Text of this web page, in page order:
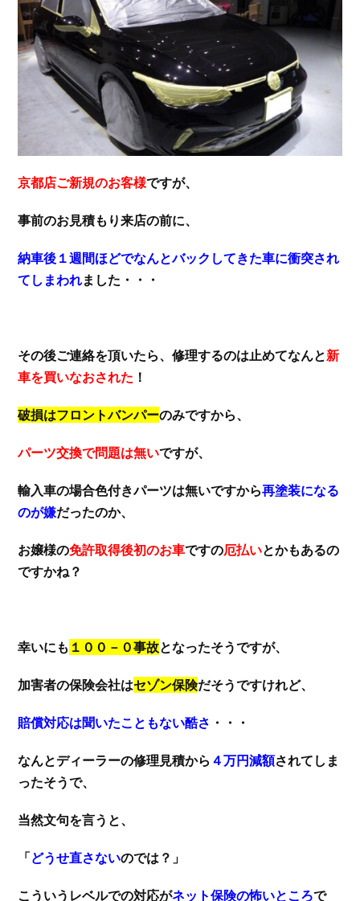
京都店ご新規のお客様ですが、
事前のお見積もり来店の前に、
納車後１週間ほどでなんとバックしてきた車に衝突され
てしまわれました・・・
その後ご連絡を頂いたら、修理するのは止めてなんと新
車を買いなおされた ！
破損はフロントバンパーのみですから、
パーツ交換で問題は無いですが、
輸入車の場合色付きパーツは無いですから再塗装になる
のが嫌だったのか、
お嬢様の免許取得後初のお車ですの厄払いとかもあるの
ですかね？
幸いにも １００－０事故となったそうですが、
加害者の保険会社はセゾン保険だそうですけれど、
賠償対応は聞いたこともない酷さ ・・・
なんとディーラーの修理見積から ４万円減額されてしま
ったそうで、
当然文句を言うと、
「どうせ直さないのでは？」
こういうレベルでの対応がネット保険の怖いところで